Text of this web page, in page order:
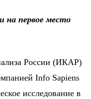
на первое место
России (ИКАР)
Info Sapiens
исследование в